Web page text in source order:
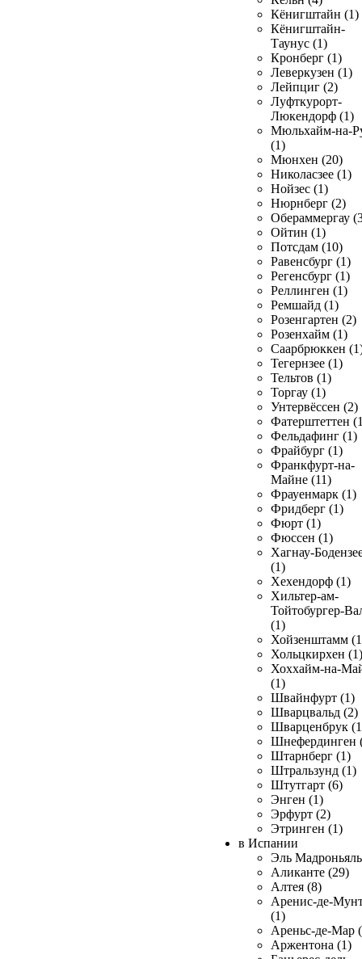
Кёнигштайн (1)
Кёнигштайн-
Таунус (1)
Кронберг (1)
Леверкузен (1)
Лейпциг (2)
Луфткурорт-
Люкендорф (1)
Мюльхайм-на-
(1)
Мюнхен (20)
Николасзее (1)
Нойзес (1)
Нюрнберг (2)
Обераммергау
Ойтин (1)
Потсдам (10)
Равенсбург (1)
Регенсбург (1)
Реллинген (1)
Ремшайд (1)
Розенгартен (2)
Розенхайм (1)
Саарбрюккен
Тегернзее (1)
Тельтов (1)
Торгау (1)
Унтервёссен (2)
Фатерштеттен
Фельдафинг (1)
Фрайбург (1)
Франкфурт-на-
Майне (11)
Фрауенмарк (1)
Фридберг (1)
Фюрт (1)
Фюссен (1)
Хагнау-
(1)
Хехендорф (1)
Хильтер-ам-
Тойтобургер-
(1)
Хойзенштамм
Хольцкирхен (1)
Хоххайм-на-
(1)
Швайнфурт (1)
Шварцвальд (2)
Шварценбрук
Шнефердинген
Штарнберг (1)
Штральзунд (1)
Штутгарт (6)
Энген (1)
Эрфурт (2)
Этринген (1)
в Испании
Эль
Аликанте (29)
Алтея (8)
Аренис-де-
(1)
Ареньс-де-Мар
Аржентона (1)